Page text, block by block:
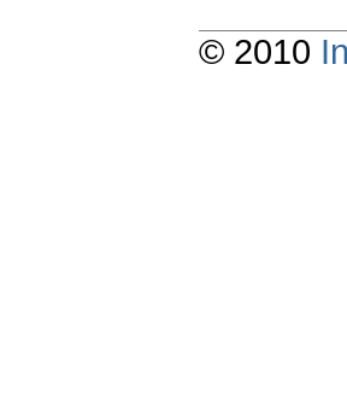
© 2010